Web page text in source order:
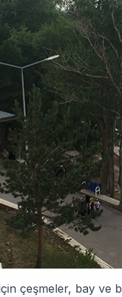
çeşmeler, bay ve